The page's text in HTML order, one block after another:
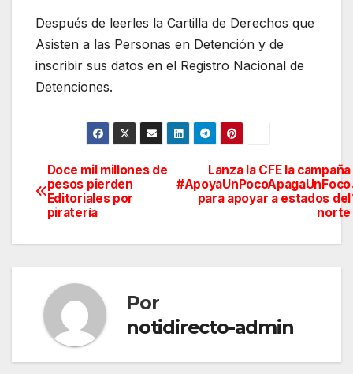
Después de leerles la Cartilla de Derechos que
Asisten a las Personas en Detención y de
inscribir sus datos en el Registro Nacional de
Detenciones.
Navegación
de
entradas
Lanza la CFE la campaña
#ApoyaUnPocoApagaUnFoco
para apoyar a estados del
norte
Doce mil millones de
pesos pierden
Editoriales por
piratería
Por
notidirecto-admin